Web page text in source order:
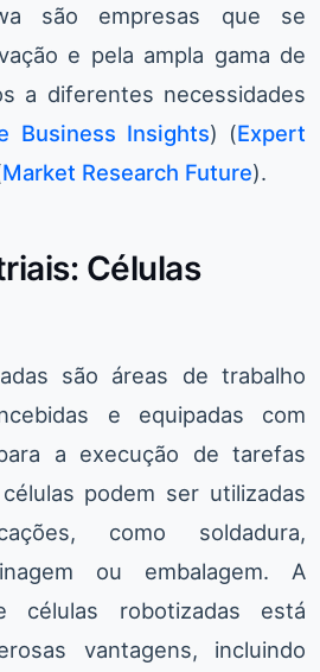
são empresas que se
e pela ampla gama de
a diferentes necessidades
Business Insights)​​ (Expert
Market Research Future)​.
Células
são áreas de trabalho
e equipadas com
a execução de tarefas
podem ser utilizadas
como soldadura,
ou embalagem. A
células robotizadas está
vantagens, incluindo